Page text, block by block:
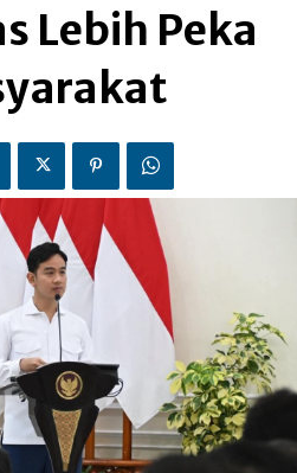
Lebih Peka